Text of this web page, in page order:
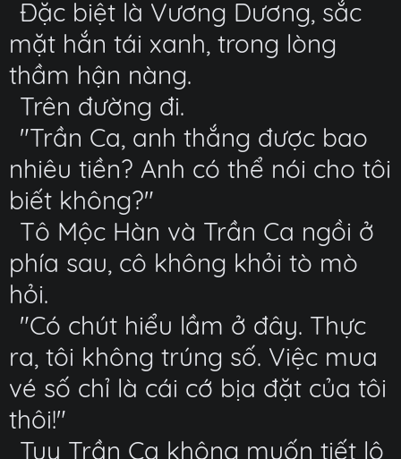
Đặc biệt là Vương Dương, sắc
mặt hắn tái xanh, trong lòng
thầm hận nàng.
Trên đường đi.
"Trần Ca, anh thắng được bao
nhiêu tiền? Anh có thể nói cho tôi
biết không?"
Tô Mộc Hàn và Trần Ca ngồi ở
phía sau, cô không khỏi tò mò
hỏi.
"Có chút hiểu lầm ở đây. Thực
ra, tôi không trúng số. Việc mua
vé số chỉ là cái cớ bịa đặt của tôi
thôi!"
Tuy Trần Ca không muốn tiết lộ